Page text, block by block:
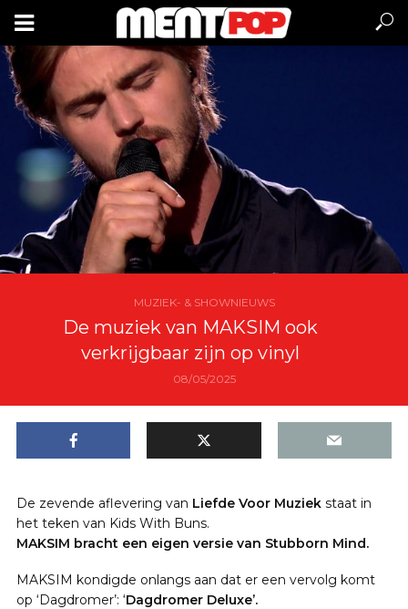
MUZIEK- & SHOWNIEUWS
De muziek van MAKSIM ook
verkrijgbaar zijn op vinyl
08/05/2025
De zevende aflevering van Liefde Voor Muziek staat in
het teken van Kids With Buns.
MAKSIM bracht een eigen versie van Stubborn Mind.
MAKSIM kondigde onlangs aan dat er een vervolg komt
op ‘Dagdromer’: ‘Dagdromer Deluxe’.